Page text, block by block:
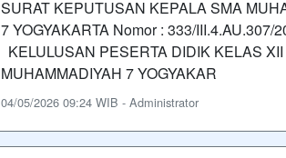
SURAT KEPUTUSAN KEPALA SMA
7 YOGYAKARTA Nomor : 333/III.4.AU.307/
KELULUSAN PESERTA DIDIK KELAS
MUHAMMADIYAH 7 YOGYAKAR
04/05/2026 09:24 WIB - Administrator